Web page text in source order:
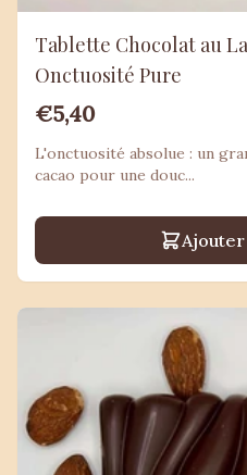
Tablette Chocolat au
Onctuosité Pure
€5,40
L'onctuosité absolue : un
cacao pour une douc...